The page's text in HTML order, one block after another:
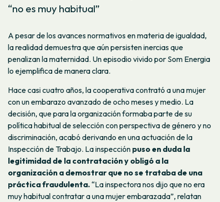
“no es muy habitual”
A pesar de los avances normativos en materia de igualdad,
la realidad demuestra que aún persisten inercias que
penalizan la maternidad. Un episodio vivido por Som Energia
lo ejemplifica de manera clara.
Hace casi cuatro años, la cooperativa contrató a una mujer
con un embarazo avanzado de ocho meses y medio. La
decisión, que para la organización formaba parte de su
política habitual de selección con perspectiva de género y no
discriminación, acabó derivando en una actuación de la
Inspección de Trabajo. La inspección puso en duda la
legitimidad de la contratación y obligó a la
organización a demostrar que no se trataba de una
práctica fraudulenta. “La inspectora nos dijo que no era
muy habitual contratar a una mujer embarazada”, relatan